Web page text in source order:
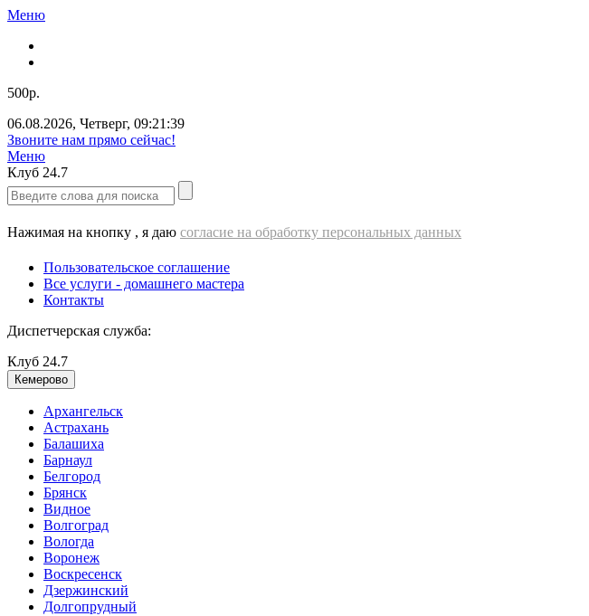
Меню
500р.
06.08.2026, Четверг, 09:21:40
Звоните нам прямо сейчас!
Меню
Клуб 24.7
Нажимая на кнопку , я даю согласие на обработку персональных данных
Пользовательское соглашение
Все услуги - домашнего мастера
Контакты
Диспетчерская служба:
Клуб 24.7
Кемерово
Архангельск
Астрахань
Балашиха
Барнаул
Белгород
Брянск
Видное
Волгоград
Вологда
Воронеж
Воскресенск
Дзержинский
Долгопрудный